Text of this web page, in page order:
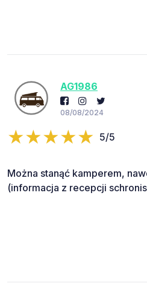
AG1986
08/08/2024
5/5
Można stanąć kamperem,
(informacja z recepcji